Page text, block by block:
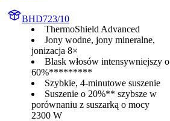
BHD723/10
ThermoShield Advanced
Jony wodne, jony mineralne,
jonizacja 8×
Blask włosów intensywniejszy o
60%*********
Szybkie, 4-minutowe suszenie
Suszenie o 20%** szybsze w
porównaniu z suszarką o mocy
2300 W